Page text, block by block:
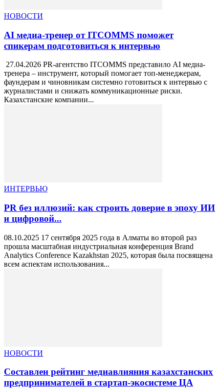
НОВОСТИ
AI медиа-тренер от ITCOMMS поможет
спикерам подготовиться к интервью
27.04.2026 PR-агентство ITCOMMS представило AI медиа-
тренера – инструмент, который помогает топ-менеджерам,
фаундерам и чиновникам системно готовиться к интервью с
журналистами и снижать коммуникационные риски.
Казахстанские компании...
ИНТЕРВЬЮ
PR без иллюзий: как строить доверие в эпоху ИИ
и цифровой...
08.10.2025 17 сентября 2025 года в Алматы во второй раз
прошла масштабная индустриальная конференция Brand
Analytics Conference Kazakhstan 2025, которая была посвящена
всем аспектам использования...
НОВОСТИ
Составлен рейтинг медиавлияния казахстанских
предпринимателей в стартап-экосистеме ЦА